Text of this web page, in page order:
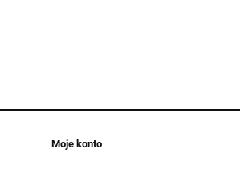
Moje konto